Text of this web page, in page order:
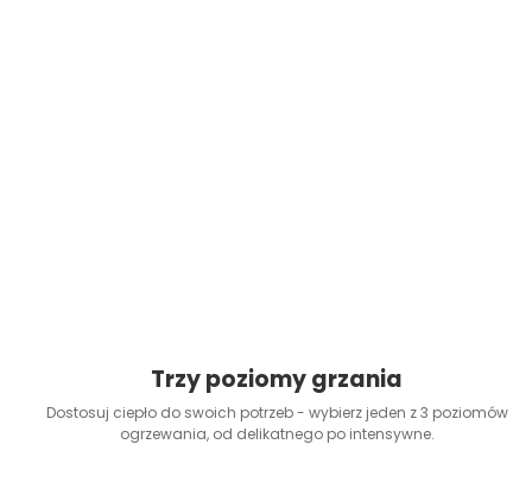
Trzy poziomy grzania
Dostosuj ciepło do swoich potrzeb - wybierz jeden z 3 poziomów
ogrzewania, od delikatnego po intensywne.